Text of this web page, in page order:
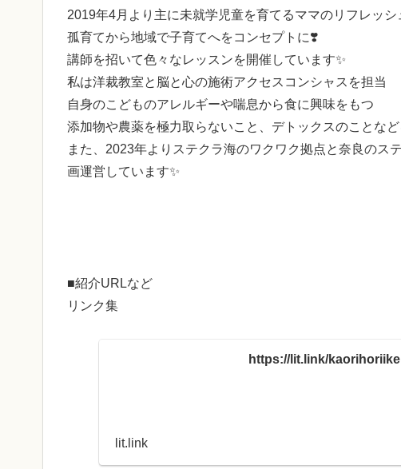
2019年4月より主に未就学児童を育てるママのリフレッ
孤育てから地域で子育てへをコンセプトに❣️
講師を招いて色々なレッスンを開催しています✨
私は洋裁教室と脳と心の施術アクセスコンシャスを担当
自身のこどものアレルギーや喘息から食に興味をもつ
添加物や農薬を極力取らないこと、デトックスのことな
また、2023年よりステクラ海のワクワク拠点と奈良のス
画運営しています✨
■紹介URLなど
リンク集
https://lit.link/kaorihoriike
lit.link